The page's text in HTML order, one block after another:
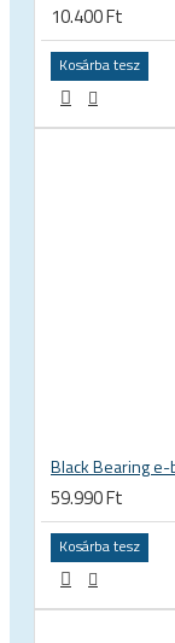
10.400 Ft
Kosárba tesz
59.990 Ft
Kosárba tesz